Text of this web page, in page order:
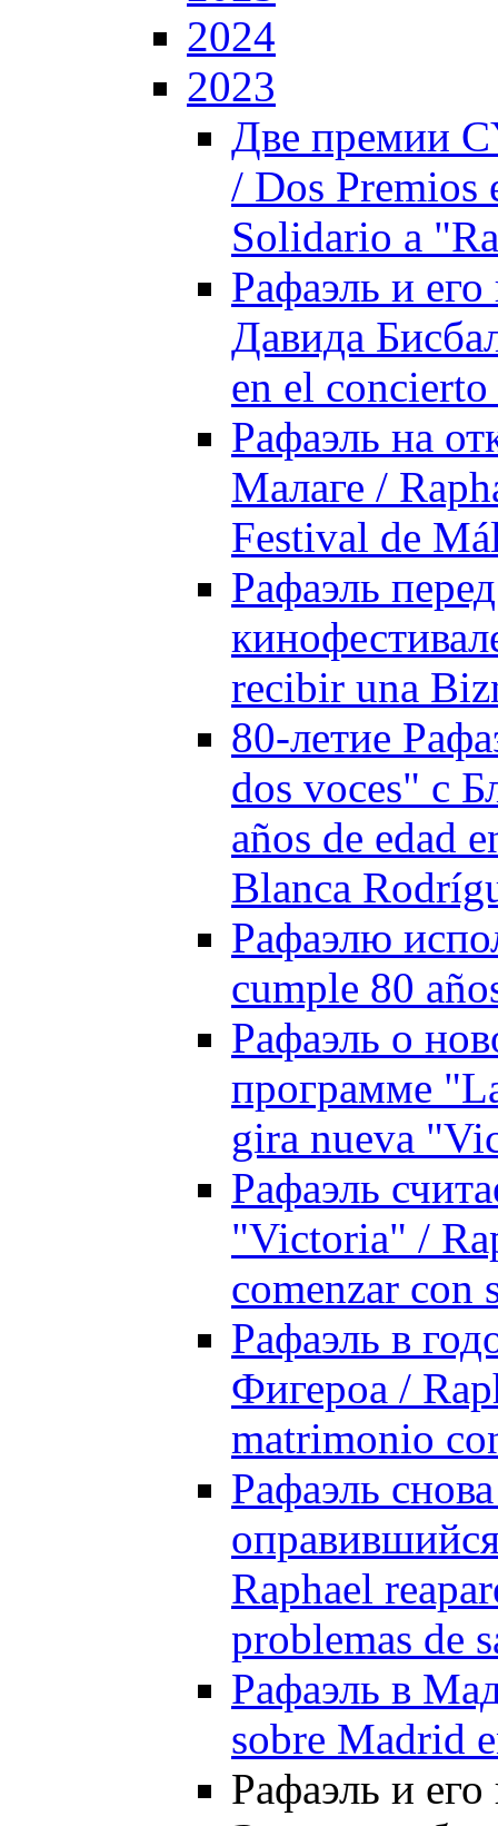
2024
2023
Две премии
/ Dos Premios
Solidario a
Рафаэль и
Давида
en el
Рафаэль на
Малаге /
Festival de
Рафаэль
recibir una
80-летие
dos voces" с
años de edad
Blanca
Рафаэлю
cumple 80
Рафаэль о
программе
gira nueva
Рафаэль
"Victoria" /
comenzar
Рафаэль в
Фигероа /
matrimonio
Рафаэль
Raphael
problemas de
Рафаэль в
sobre Madrid
Рафаэль и